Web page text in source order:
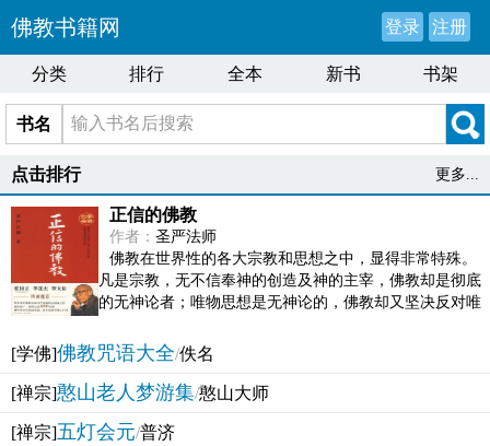
佛教书籍网 登录 注册
分类 排行 全本 新书 书架
书名
点击排行 更多...
正信的佛教
作者： 圣严法师
佛教在世界性的各大宗教和思想之中，显得非常特殊。
凡是宗教，无不信奉神的创造及神的主宰，佛教却是彻底
的无神论者；唯物思想是无神论的，佛教却又坚决反对唯
[学佛]佛教咒语大全/佚名
[禅宗]憨山老人梦游集/憨山大师
[禅宗]五灯会元/普济